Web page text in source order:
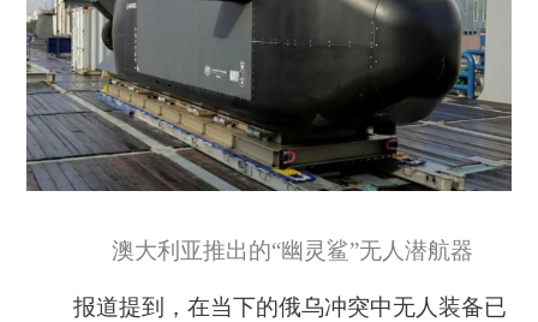
澳大利亚推出的“幽灵鲨”无人潜航器
报道提到，在当下的俄乌冲突中无人装备已